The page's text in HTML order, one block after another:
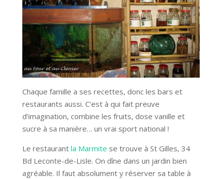
Chaque famille a ses recettes, donc les bars et
restaurants aussi. C’est à qui fait preuve
d’imagination, combine les fruits, dose vanille et
sucre à sa manière… un vrai sport national !
Le restaurant la Marmite se trouve à St Gilles, 34
Bd Leconte-de-Lisle. On dîne dans un jardin bien
agréable. Il faut absolument y réserver sa table à